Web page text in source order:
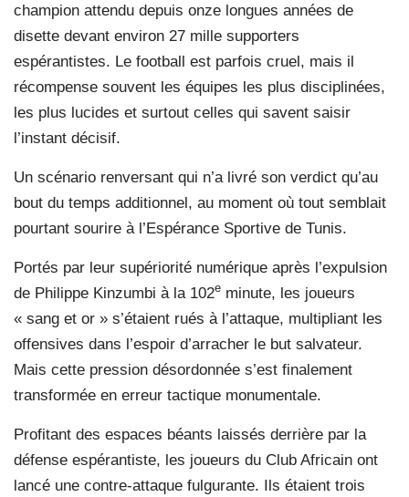
champion attendu depuis onze longues années de
disette devant environ 27 mille supporters
espérantistes. Le football est parfois cruel, mais il
récompense souvent les équipes les plus disciplinées,
les plus lucides et surtout celles qui savent saisir
l’instant décisif.
Un scénario renversant qui n’a livré son verdict qu’au
bout du temps additionnel, au moment où tout semblait
pourtant sourire à l’Espérance Sportive de Tunis.
Portés par leur supériorité numérique après l’expulsion
de Philippe Kinzumbi à la 102e minute, les joueurs
« sang et or » s’étaient rués à l’attaque, multipliant les
offensives dans l’espoir d’arracher le but salvateur.
Mais cette pression désordonnée s’est finalement
transformée en erreur tactique monumentale.
Profitant des espaces béants laissés derrière par la
défense espérantiste, les joueurs du Club Africain ont
lancé une contre-attaque fulgurante. Ils étaient trois